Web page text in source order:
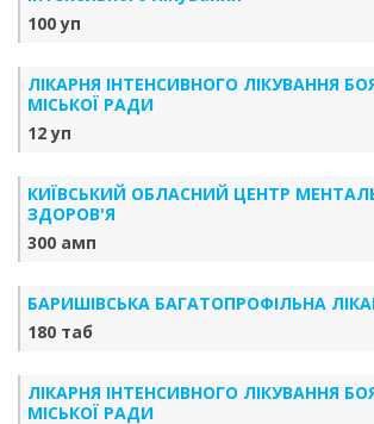
100 уп
ЛІКАРНЯ ІНТЕНСИВНОГО ЛІКУВАННЯ
МІСЬКОЇ РАДИ
12 уп
КИЇВСЬКИЙ ОБЛАСНИЙ ЦЕНТР
ЗДОРОВ'Я
300 амп
БАРИШІВСЬКА БАГАТОПРОФІЛЬНА
180 таб
ЛІКАРНЯ ІНТЕНСИВНОГО ЛІКУВАННЯ
МІСЬКОЇ РАДИ